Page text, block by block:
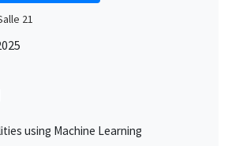
21
using Machine Learning